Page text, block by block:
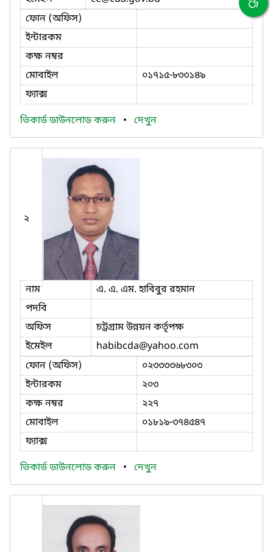
ফোন (অফিস)
ইন্টারকম
কক্ষ নম্বর
মোবাইল
০১৭১৫-৮৩৩১৪৯
ফ্যাক্স
ভিকার্ড ডাউনলোড করুন • দেখুন
২
নাম
এ. এ. এম. হাবিবুর রহমান
পদবি
অফিস
চট্টগ্রাম উন্নয়ন কর্তৃপক্ষ
ইমেইল
habibcda@yahoo.com
ফোন (অফিস)
০২৩৩৩৩৬৮৩০৩
ইন্টারকম
২০৩
কক্ষ নম্বর
২২৭
মোবাইল
০১৮১৯-৩৭৪৫৪৭
ফ্যাক্স
ভিকার্ড ডাউনলোড করুন • দেখুন